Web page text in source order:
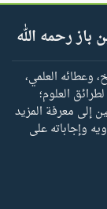
باز رحمه الله
وعطائه العلمي،
العلوم؛
إلى معرفة المزيد
وإجاباته على